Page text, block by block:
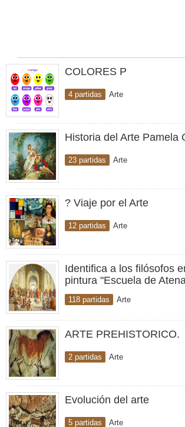
COLORES P
4 partidas Arte
Historia del Arte Pamela
23 partidas Arte
? Viaje por el Arte
12 partidas Arte
Identifica a los filósofos
pintura "Escuela de
118 partidas Arte
ARTE PREHISTORICO.
2 partidas Arte
Evolución del arte
5 partidas Arte